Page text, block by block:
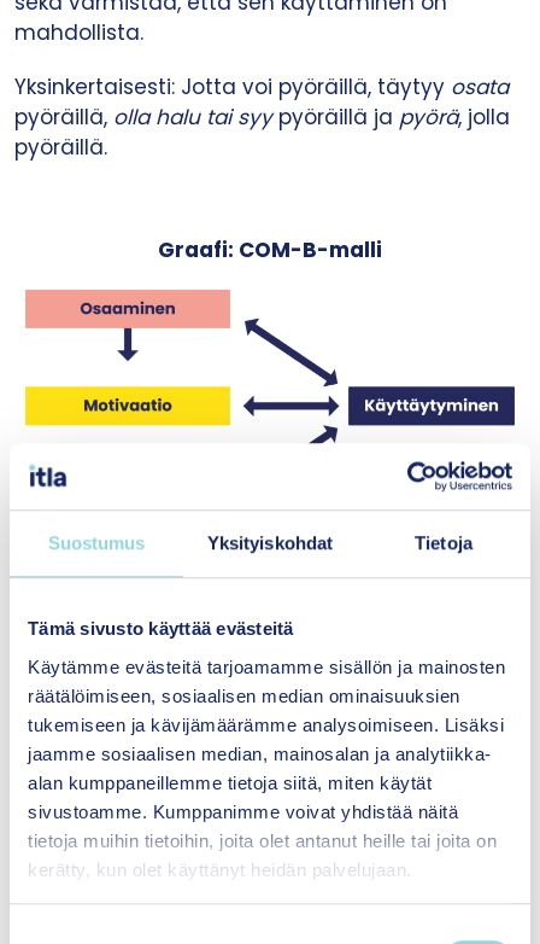
Suostumus Yksityiskohdat Tietoja
Tämä sivusto käyttää evästeitä
Käytämme evästeitä tarjoamamme sisällön ja mainosten
räätälöimiseen, sosiaalisen median ominaisuuksien
tukemiseen ja kävijämäärämme analysoimiseen. Lisäksi
jaamme sosiaalisen median, mainosalan ja analytiikka-
alan kumppaneillemme tietoja siitä, miten käytät
sivustoamme. Kumppanimme voivat yhdistää näitä
tietoja muihin tietoihin, joita olet antanut heille tai joita on
kerätty, kun olet käyttänyt heidän palvelujaan.
mahdollista.
Yksinkertaisesti: Jotta voi pyöräillä, täytyy osata
pyöräillä, olla halu tai syypyöräillä ja pyörä, jolla
pyöräillä.
Graafi: COM-B-malli
Kuvan nuolet havainnollistavat, miten COM-B-
mallin eri osa-alueet ovat kytköksissä toisiinsa.
Esimerkiksi uuden psykososiaalisen menetelmän
hyödyntäminen asiakastapaamisissa vahvistaa
menetelmään liittyvää osaamista, mikä
puolestaan yleensä motivoi harjoittelemaan
lisää menetelmän käyttämistä. Samoin
lisääntyneet mahdollisuudet käyttää
menetelmää voivat ruokkia motivaatiota.